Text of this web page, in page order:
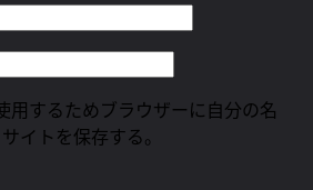
用するためブラウザーに自分の名
イトを保存する。